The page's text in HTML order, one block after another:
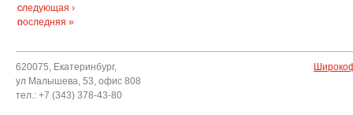
следующая ›
последняя »
620075, Екатеринбург,
ул Малышева, 53, офис 808
тел.: +7 (343) 378-43-80